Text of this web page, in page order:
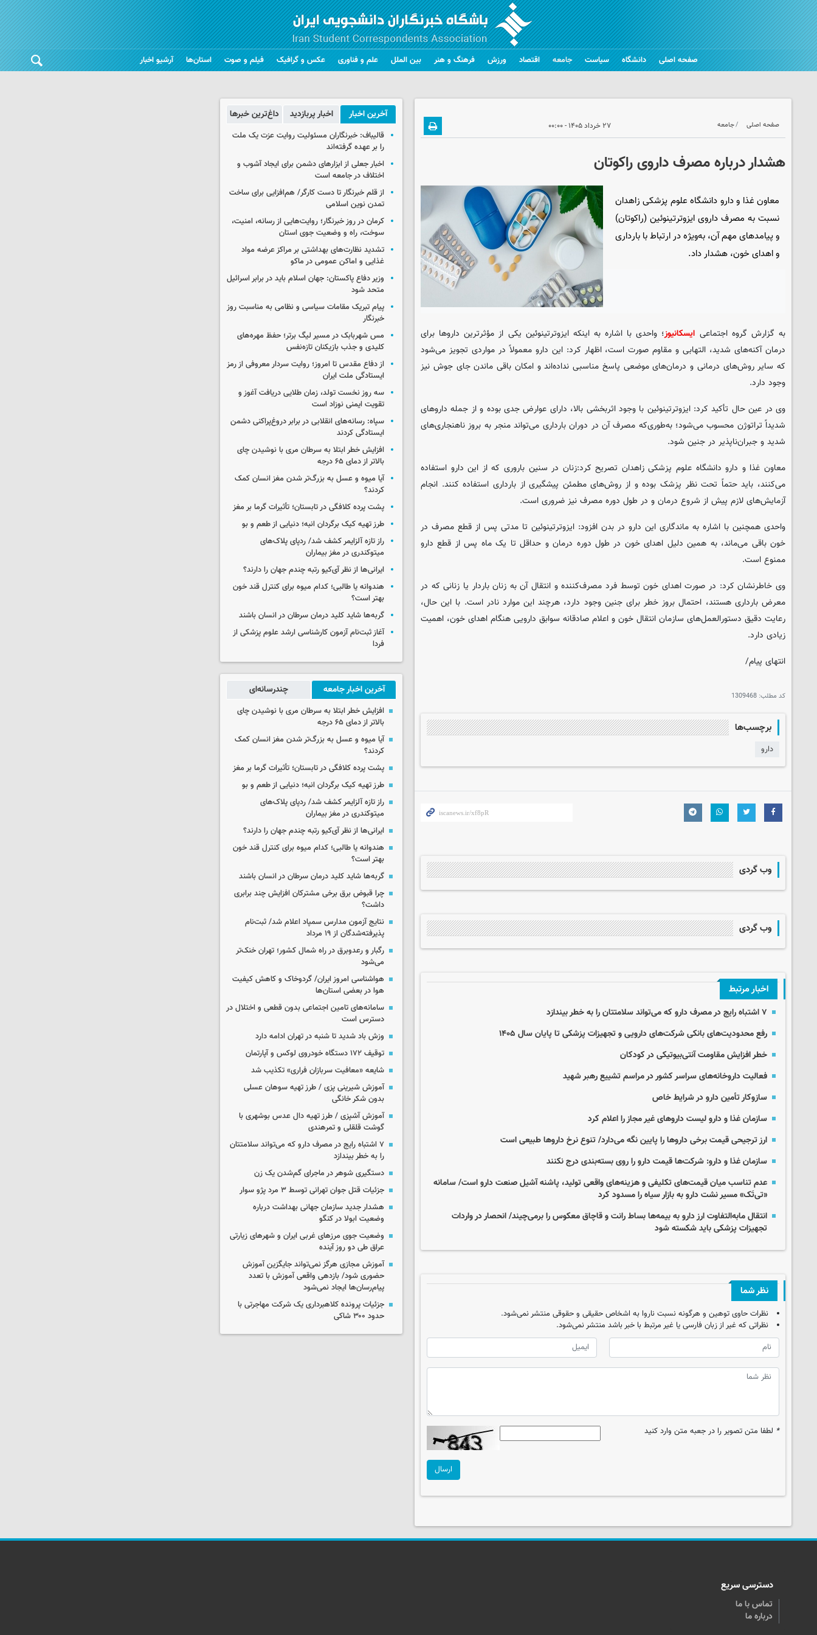
صفحه اصلی دانشگاه سیاست جامعه اقتصاد ورزش فرهنگ و هنر بین الملل علم و فناوری عکس و گرافیک فیلم و صوت استان‌ها آرشیو اخبار
صفحه اصلی جامعه ۲۷ خرداد ۱۴۰۵ - ۰۰:۰۰
هشدار درباره مصرف داروی راکوتان
معاون غذا و دارو دانشگاه علوم پزشکی زاهدان
نسبت به مصرف داروی ایزوترتینوئین (راکوتان)
و پیامدهای مهم آن، به‌ویژه در ارتباط با بارداری
و اهدای خون، هشدار داد.
به گزارش گروه اجتماعی ایسکانیوز؛ واحدی با اشاره به اینکه ایزوترتینوئین یکی از مؤثرترین داروها برای
درمان آکنه‌های شدید، التهابی و مقاوم صورت است، اظهار کرد: این دارو معمولاً در مواردی تجویز می‌شود
که سایر روش‌های درمانی و درمان‌های موضعی پاسخ مناسبی نداده‌اند و امکان باقی ماندن جای جوش نیز
وجود دارد.
وی در عین حال تأکید کرد: ایزوترتینوئین با وجود اثربخشی بالا، دارای عوارض جدی بوده و از جمله داروهای
شدیداً تراتوژن محسوب می‌شود؛ به‌طوری‌که مصرف آن در دوران بارداری می‌تواند منجر به بروز ناهنجاری‌های
شدید و جبران‌ناپذیر در جنین شود.
معاون غذا و دارو دانشگاه علوم پزشکی زاهدان تصریح کرد:زنان در سنین باروری که از این دارو استفاده
می‌کنند، باید حتماً تحت نظر پزشک بوده و از روش‌های مطمئن پیشگیری از بارداری استفاده کنند. انجام
آزمایش‌های لازم پیش از شروع درمان و در طول دوره مصرف نیز ضروری است.
واحدی همچنین با اشاره به ماندگاری این دارو در بدن افزود: ایزوترتینوئین تا مدتی پس از قطع مصرف در
خون باقی می‌ماند، به همین دلیل اهدای خون در طول دوره درمان و حداقل تا یک ماه پس از قطع دارو
ممنوع است.
وی خاطرنشان کرد: در صورت اهدای خون توسط فرد مصرف‌کننده و انتقال آن به زنان باردار یا زنانی که در
معرض بارداری هستند، احتمال بروز خطر برای جنین وجود دارد، هرچند این موارد نادر است. با این حال،
رعایت دقیق دستورالعمل‌های سازمان انتقال خون و اعلام صادقانه سوابق دارویی هنگام اهدای خون، اهمیت
زیادی دارد.
انتهای پیام/
کد مطلب: 1309468
برچسب‌ها
دارو
وب گردی
وب گردی
اخبار مرتبط
۷ اشتباه رایج در مصرف دارو که می‌تواند سلامتتان را به خطر بیندازد
رفع محدودیت‌های بانکی شرکت‌های دارویی و تجهیزات پزشکی تا پایان سال ۱۴۰۵
خطر افزایش مقاومت آنتی‌بیوتیکی در کودکان
فعالیت داروخانه‌های سراسر کشور در مراسم تشییع رهبر شهید
سازوکار تأمین دارو در شرایط خاص
سازمان غذا و دارو لیست داروهای غیر مجاز را اعلام کرد
ارز ترجیحی قیمت برخی داروها را پایین نگه می‌دارد/ تنوع نرخ داروها طبیعی است
سازمان غذا و دارو: شرکت‌ها قیمت دارو را روی بسته‌بندی درج نکنند
عدم تناسب میان قیمت‌های تکلیفی و هزینه‌های واقعی تولید، پاشنه آشیل صنعت دارو است/ سامانه
«تی‌تَک» مسیر نشت دارو به بازار سیاه را مسدود کرد
انتقال مابه‌التفاوت ارز دارو به بیمه‌ها بساط رانت و قاچاق معکوس را برمی‌چیند/ انحصار در واردات
تجهیزات پزشکی باید شکسته شود
نظر شما
نظرات حاوی توهین و هرگونه نسبت ناروا به اشخاص حقیقی و حقوقی منتشر نمی‌شود.
نظراتی که غیر از زبان فارسی یا غیر مرتبط با خبر باشد منتشر نمی‌شود.
* لطفا متن تصویر را در جعبه متن وارد کنید
ارسال
آخرین اخبار اخبار پربازدید داغ‌ترین خبرها
قالیباف: خبرنگاران مسئولیت روایت عزت یک ملت
را بر عهده گرفته‌اند
اخبار جعلی از ابزارهای دشمن برای ایجاد آشوب و
اختلاف در جامعه است
از قلم خبرنگار تا دست کارگر/ هم‌افزایی برای ساخت
تمدن نوین اسلامی
کرمان در روز خبرنگار؛ روایت‌هایی از رسانه، امنیت،
سوخت، راه و وضعیت جوی استان
تشدید نظارت‌های بهداشتی بر مراکز عرضه مواد
غذایی و اماکن عمومی در ماکو
وزیر دفاع پاکستان: جهان اسلام باید در برابر اسرائیل
متحد شود
پیام تبریک مقامات سیاسی و نظامی به مناسبت روز
خبرنگار
مس شهربابک در مسیر لیگ برتر؛ حفظ مهره‌های
کلیدی و جذب بازیکنان تازه‌نفس
از دفاع مقدس تا امروز؛ روایت سردار معروفی از رمز
ایستادگی ملت ایران
سه روز نخست تولد، زمان طلایی دریافت آغوز و
تقویت ایمنی نوزاد است
سپاه: رسانه‌های انقلابی در برابر دروغ‌پراکنی دشمن
ایستادگی کردند
افزایش خطر ابتلا به سرطان مری با نوشیدن چای
بالاتر از دمای ۶۵ درجه
آیا میوه و عسل به بزرگ‌تر شدن مغز انسان کمک
کردند؟
پشت پرده کلافگی در تابستان؛ تأثیرات گرما بر مغز
طرز تهیه کیک برگردان انبه؛ دنیایی از طعم و بو
راز تازه آلزایمر کشف شد/ ردپای پلاک‌های
میتوکندری در مغز بیماران
ایرانی‌ها از نظر آی‌کیو رتبه چندم جهان را دارند؟
هندوانه یا طالبی؛ کدام‌ میوه برای کنترل قند خون
بهتر است؟
گربه‌ها شاید کلید درمان سرطان در انسان باشند
آغاز ثبت‌نام‌ آزمون کارشناسی ارشد علوم پزشکی از
فردا
آخرین اخبار جامعه چندرسانه‌ای
افزایش خطر ابتلا به سرطان مری با نوشیدن چای
بالاتر از دمای ۶۵ درجه
آیا میوه و عسل به بزرگ‌تر شدن مغز انسان کمک
کردند؟
پشت پرده کلافگی در تابستان؛ تأثیرات گرما بر مغز
طرز تهیه کیک برگردان انبه؛ دنیایی از طعم و بو
راز تازه آلزایمر کشف شد/ ردپای پلاک‌های
میتوکندری در مغز بیماران
ایرانی‌ها از نظر آی‌کیو رتبه چندم جهان را دارند؟
هندوانه یا طالبی؛ کدام‌ میوه برای کنترل قند خون
بهتر است؟
گربه‌ها شاید کلید درمان سرطان در انسان باشند
چرا قبوض برق برخی مشترکان افزایش چند برابری
داشت؟
نتایج آزمون مدارس سمپاد اعلام شد/ ثبت‌نام
پذیرفته‌شدگان از ۱۹ مرداد
رگبار و رعدوبرق در راه شمال کشور؛ تهران خنک‌تر
می‌شود
هواشناسی امروز ایران/ گردوخاک و کاهش کیفیت
هوا در بعضی استان‌ها
سامانه‌های تامین اجتماعی بدون قطعی و اختلال در
دسترس است
وزش باد شدید تا شنبه در تهران ادامه دارد
توقیف ۱۷۲ دستگاه خودروی لوکس و آپارتمان
شایعه «معافیت سربازان فراری» تکذیب شد
آموزش شیرینی پزی / طرز تهیه سوهان عسلی
بدون شکر خانگی
آموزش آشپزی / طرز تهیه دال عدس بوشهری با
گوشت قلقلی و تمرهندی
۷ اشتباه رایج در مصرف دارو که می‌تواند سلامتتان
را به خطر بیندازد
دستگیری شوهر در ماجرای گم‌شدن یک زن
جزئیات قتل جوان تهرانی توسط ۳ مرد پژو سوار
هشدار جدید سازمان جهانی بهداشت درباره
وضعیت ابولا در کنگو
وضعیت جوی مرزهای غربی ایران و شهرهای زیارتی
عراق طی دو روز آینده
آموزش مجازی هرگز نمی‌تواند جایگزین آموزش
حضوری شود/ بازدهی واقعی آموزش با تعدد
پیام‌رسان‌ها ایجاد نمی‌شود
جزئیات پرونده کلاهبرداری یک شرکت مهاجرتی با
حدود ۳۰۰ شاکی
دسترسی سریع
تماس با ما
درباره ما